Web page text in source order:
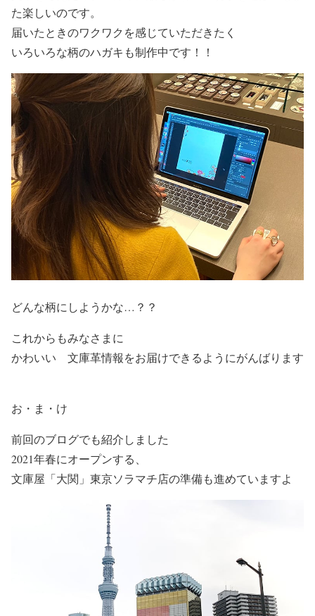
た楽しいのです。
届いたときのワクワクを感じていただきたく
いろいろな柄のハガキも制作中です！！
どんな柄にしようかな…？？
これからもみなさまに
かわいい
文庫革情報をお届けできるようにがんばります
お・ま・け
前回のブログでも紹介しました
2021年春にオープンする、
文庫屋「大関」東京ソラマチ店の準備も進めていますよ